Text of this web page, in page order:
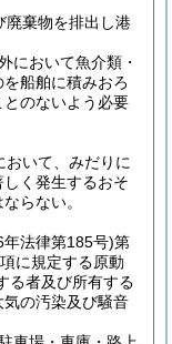
廃棄物を排出し港
において魚介類・
船舶に積みおろ
のないよう必要
いて、みだりに
く発生するおそ
らない。
年法律第185号)第
に規定する原動
る者及び所有する
の汚染及び騒音